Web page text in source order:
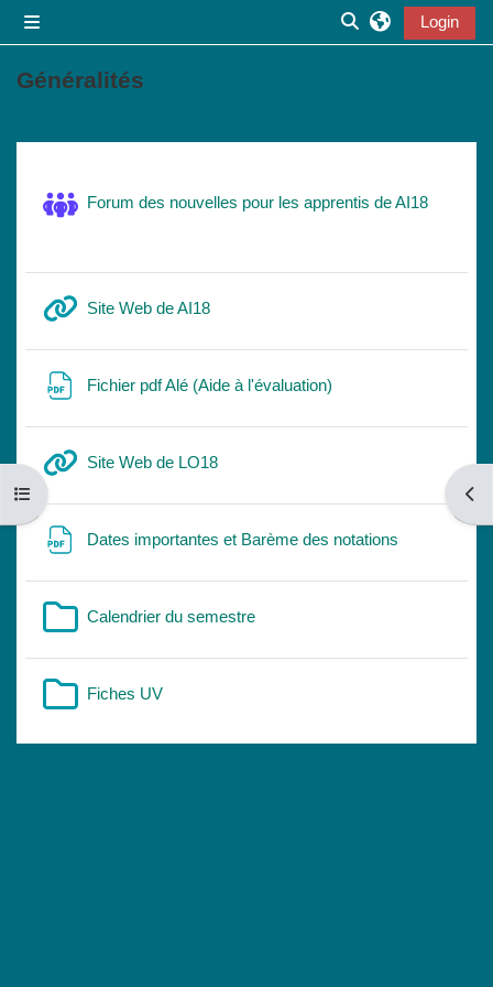
Sucheingabe
Login
Kursindex öffnen
Généralités
Forum des nouvelles pour les apprentis de AI18
Site Web de AI18Link/URL
Fichier pdf Alé (Aide à l'évaluation)
Site Web de LO18Link/URL
Dates importantes et Barème des notations
Calendrier du semestreVerzeichnis
Fiches UVVerzeichnis